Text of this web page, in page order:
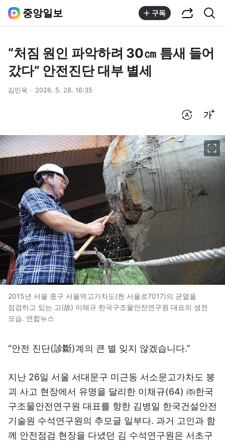
중앙일보 구독
“처짐 원인 파악하려 30㎝ 틈새 들어
갔다” 안전진단 대부 별세
김민욱 2026. 5. 28. 16:35
2015년 서울 중구 서울역고가차도(현 서울로7017)의 균열을
점검하고 있는 고(故) 이채규 한국구조물안전연구원 대표의 생전
모습. 연합뉴스
“안전 진단(診斷)계의 큰 별 잊지 않겠습니다.”
지난 26일 서울 서대문구 미근동 서소문고가차도 붕
괴 사고 현장에서 유명을 달리한 이채규(64) ㈜한국
구조물안전연구원 대표를 향한 김병일 한국건설안전
기술원 수석연구원의 추모글 일부다. 과거 고인과 함
께 안전점검 현장을 다녔던 김 수석연구원은 서초구